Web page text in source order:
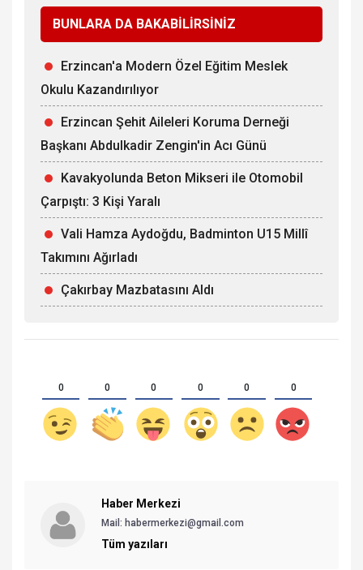
BUNLARA DA BAKABİLİRSİNİZ
Erzincan'a Modern Özel Eğitim Meslek
Okulu Kazandırılıyor
Erzincan Şehit Aileleri Koruma Derneği
Başkanı Abdulkadir Zengin'in Acı Günü
Kavakyolunda Beton Mikseri ile Otomobil
Çarpıştı: 3 Kişi Yaralı
Vali Hamza Aydoğdu, Badminton U15 Millî
Takımını Ağırladı
Çakırbay Mazbatasını Aldı
0 0 0 0 0 0
Haber Merkezi
Mail: habermerkezi@gmail.com
Tüm yazıları